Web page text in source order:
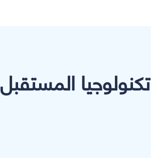
تكنولوجيا المستقبل